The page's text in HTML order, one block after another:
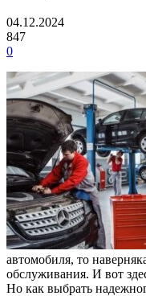
04.12.2024
847
0
автомобиля, то
обслуживания. И вот
Но как выбрать